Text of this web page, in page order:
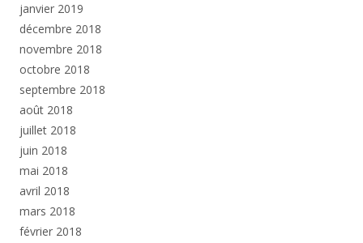
janvier 2019
décembre 2018
novembre 2018
octobre 2018
septembre 2018
août 2018
juillet 2018
juin 2018
mai 2018
avril 2018
mars 2018
février 2018